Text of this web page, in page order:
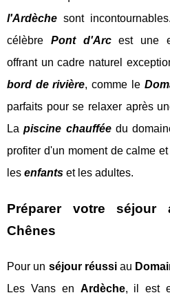
l'Ardèche sont
célèbre Pont d'Arcest une
offrant un cadre naturel
bord de rivière, comme le
parfaits pour se relaxer après
Lapiscine chaufféedu
profiter d'un moment de calme
les enfants et les adultes.
Préparer votre séjour
Chênes
Pour un séjour réussiau
Les Vans en Ardèche, il est